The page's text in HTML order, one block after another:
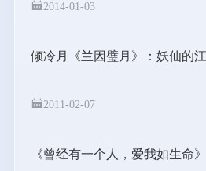
2014-01-03
倾冷月《兰因璧月》：妖仙的
2011-02-07
《曾经有一个人，爱我如生命》